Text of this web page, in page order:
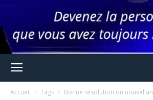
Accueil Tags Bonne résolution du nouvel an